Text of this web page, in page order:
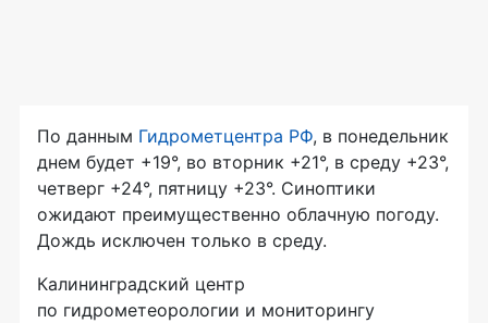
По данным Гидрометцентра РФ, в понедельник
днем будет +19°, во вторник +21°, в среду +23°,
четверг +24°, пятницу +23°. Синоптики
ожидают преимущественно облачную погоду.
Дождь исключен только в среду.
Калининградский центр
по гидрометеорологии и мониторингу